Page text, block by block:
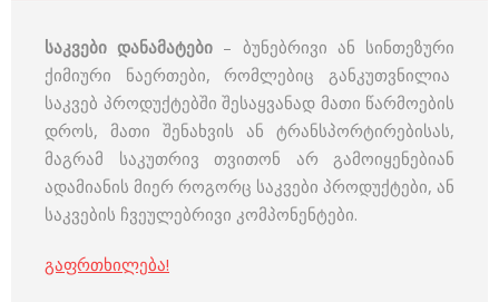
საკვები დანამატები – ბუნებრივი ან სინთეზური
ქიმიური ნაერთები, რომლებიც განკუთვნილია
საკვებ პროდუქტებში შესაყვანად მათი წარმოების
დროს, მათი შენახვის ან ტრანსპორტირებისას,
მაგრამ საკუთრივ თვითონ არ გამოიყენებიან
ადამიანის მიერ როგორც საკვები პროდუქტები, ან
საკვების ჩვეულებრივი კომპონენტები.
გაფრთხილება!